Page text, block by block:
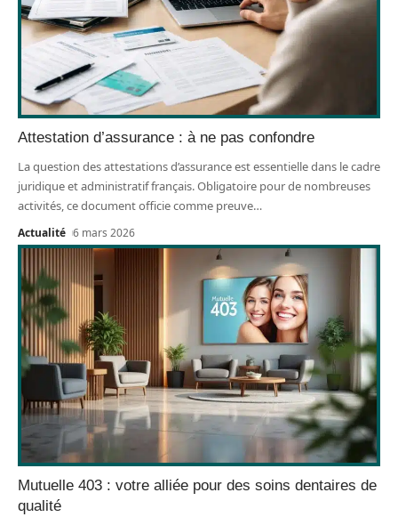
Attestation d’assurance : à ne pas confondre
La question des attestations d’assurance est essentielle dans le cadre
juridique et administratif français. Obligatoire pour de nombreuses
activités, ce document officie comme preuve…
Actualité 6 mars 2026
Mutuelle 403 : votre alliée pour des soins dentaires de
qualité